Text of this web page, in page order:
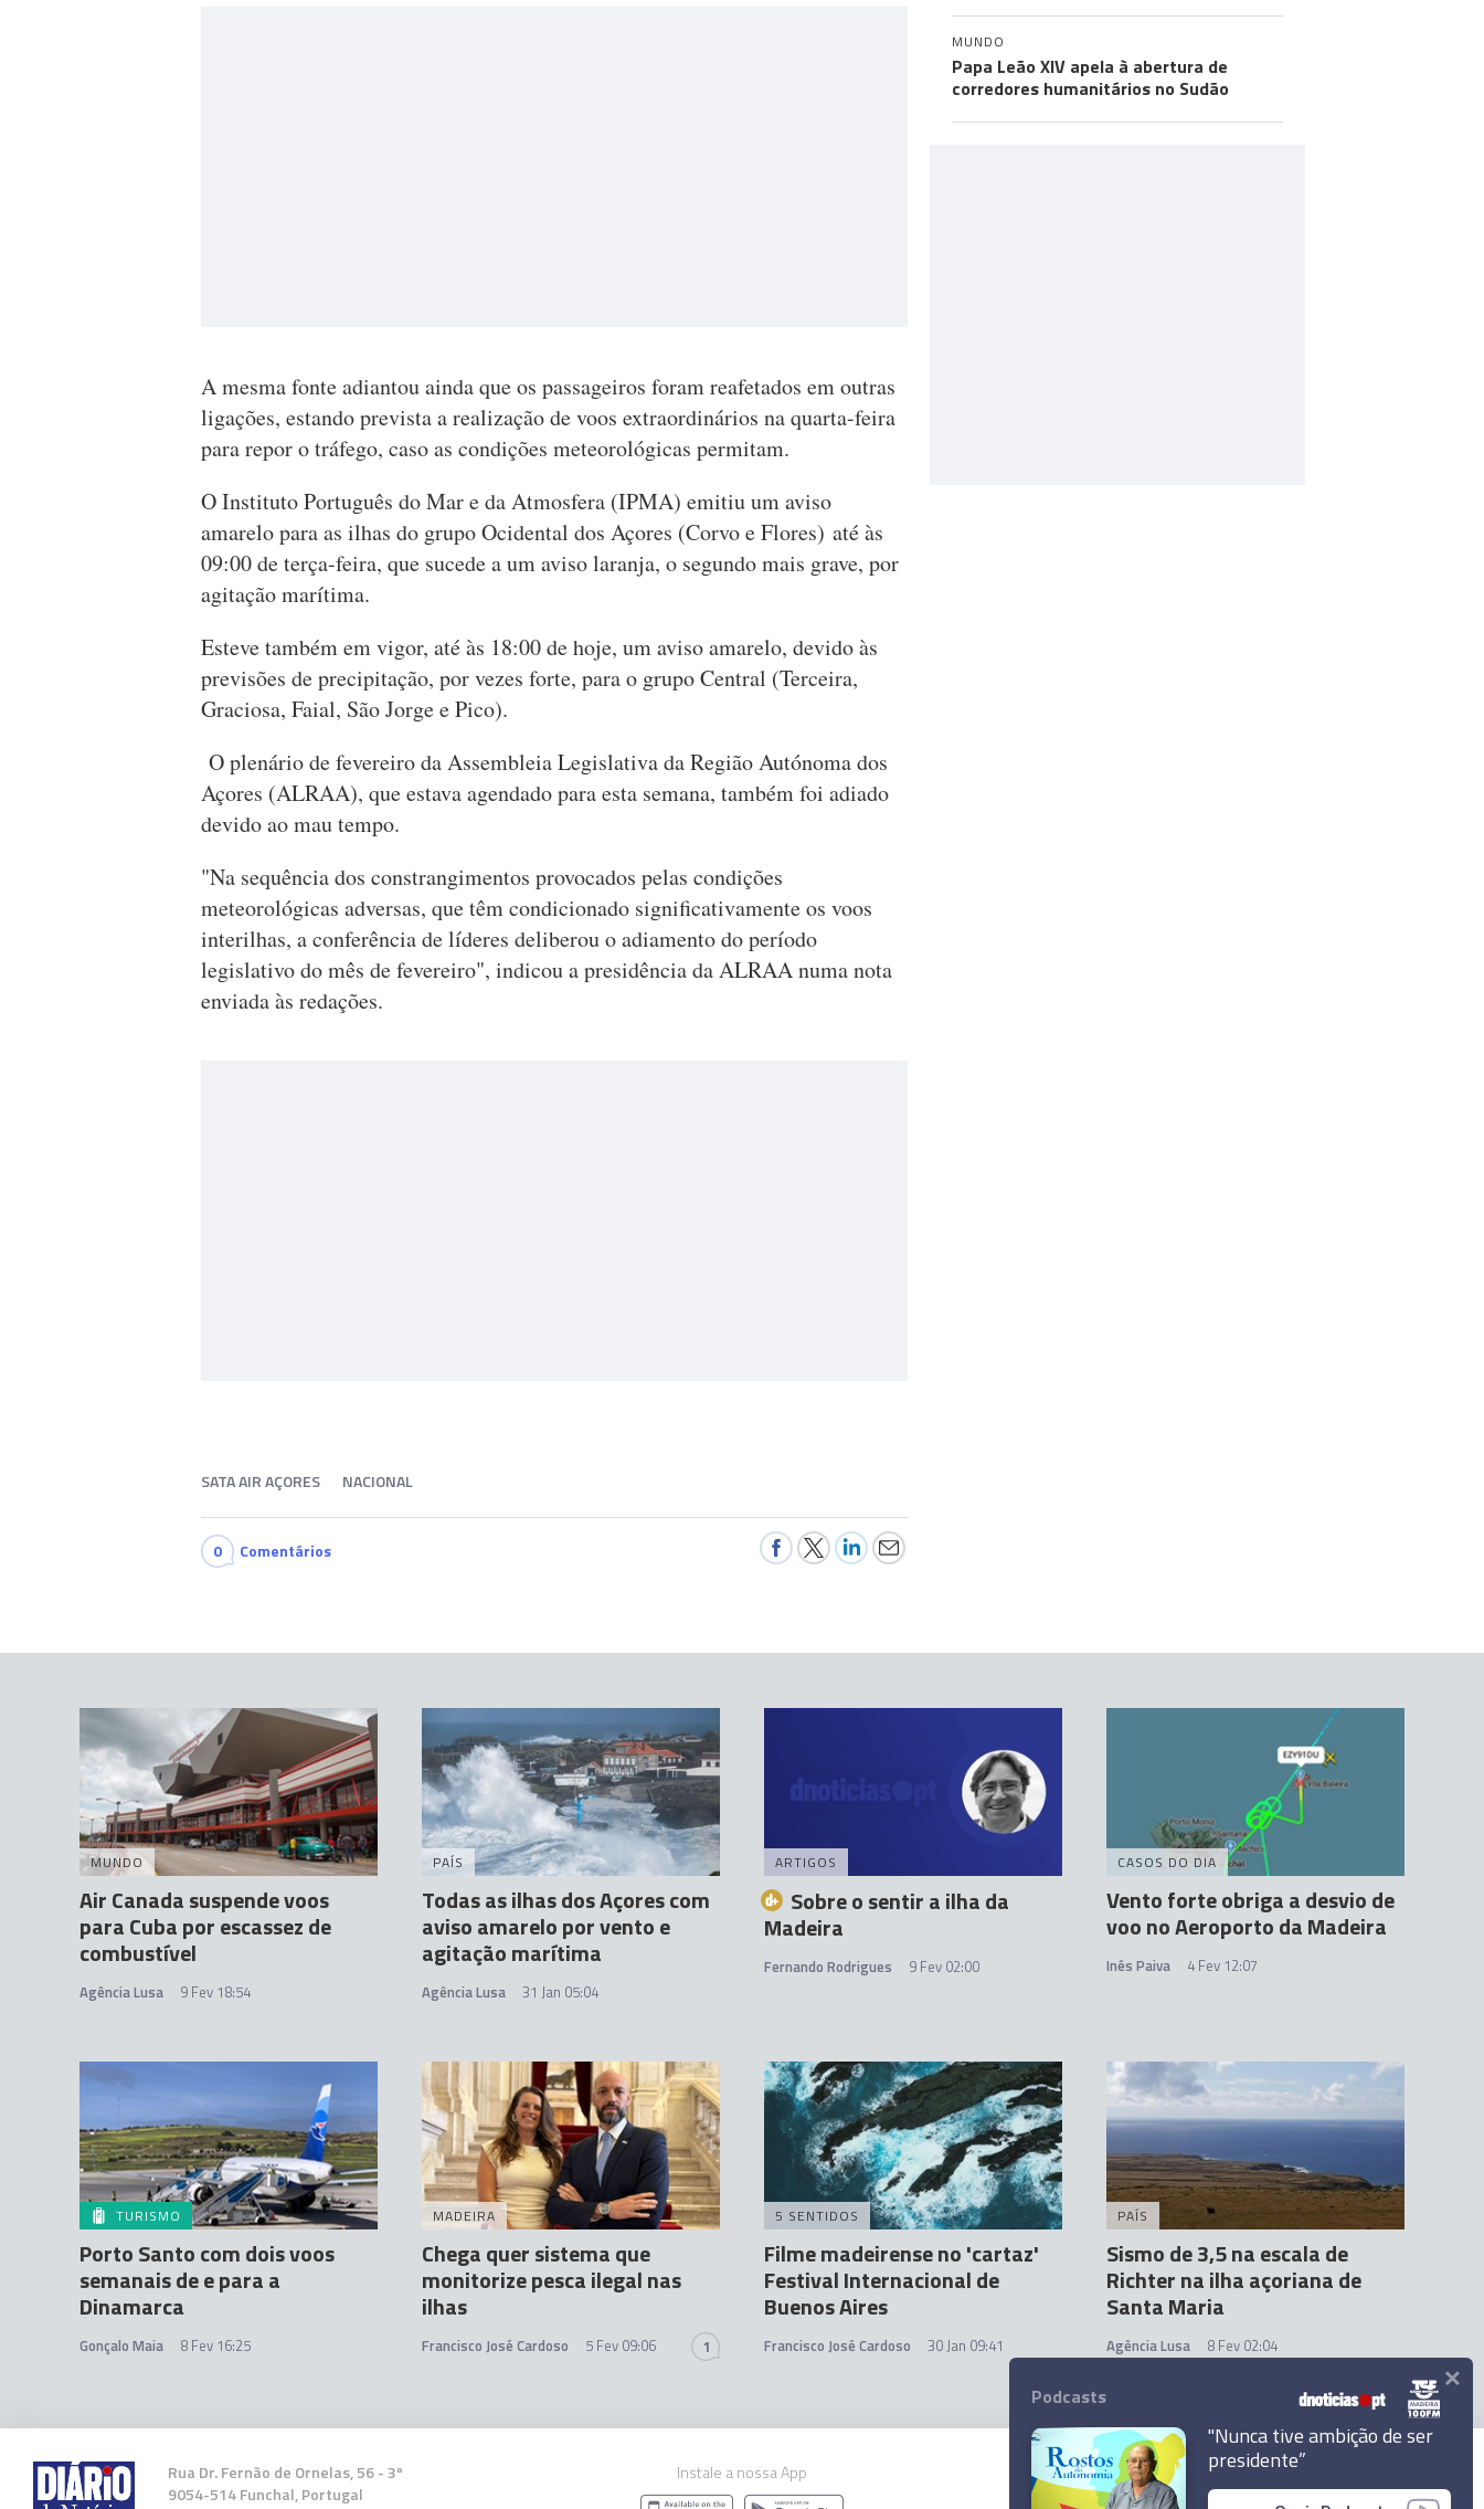
A mesma fonte adiantou ainda que os passageiros foram reafetados em outras
ligações, estando prevista a realização de voos extraordinários na quarta-feira
para repor o tráfego, caso as condições meteorológicas permitam.
O Instituto Português do Mar e da Atmosfera (IPMA) emitiu um aviso
amarelo para as ilhas do grupo Ocidental dos Açores (Corvo e Flores) até às
09:00 de terça-feira, que sucede a um aviso laranja, o segundo mais grave, por
agitação marítima.
Esteve também em vigor, até às 18:00 de hoje, um aviso amarelo, devido às
previsões de precipitação, por vezes forte, para o grupo Central (Terceira,
Graciosa, Faial, São Jorge e Pico).
O plenário de fevereiro da Assembleia Legislativa da Região Autónoma dos
Açores (ALRAA), que estava agendado para esta semana, também foi adiado
devido ao mau tempo.
"Na sequência dos constrangimentos provocados pelas condições
meteorológicas adversas, que têm condicionado significativamente os voos
interilhas, a conferência de líderes deliberou o adiamento do período
legislativo do mês de fevereiro", indicou a presidência da ALRAA numa nota
enviada às redações.
SATA AIR AÇORES NACIONAL
0 Comentários
MUNDO
Papa Leão XIV apela à abertura de
corredores humanitários no Sudão
MUNDO
Air Canada suspende voos
para Cuba por escassez de
combustível
Agência Lusa 9 Fev 18:54
PAÍS
Todas as ilhas dos Açores com
aviso amarelo por vento e
agitação marítima
Agência Lusa 31 Jan 05:04
ARTIGOS
Sobre o sentir a ilha da
Madeira
Fernando Rodrigues 9 Fev 02:00
CASOS DO DIA
Vento forte obriga a desvio de
voo no Aeroporto da Madeira
Inês Paiva 4 Fev 12:07
TURISMO
Porto Santo com dois voos
semanais de e para a
Dinamarca
Gonçalo Maia 8 Fev 16:25
MADEIRA
Chega quer sistema que
monitorize pesca ilegal nas
ilhas
Francisco José Cardoso 5 Fev 09:06 1
5 SENTIDOS
Filme madeirense no 'cartaz'
Festival Internacional de
Buenos Aires
Francisco José Cardoso 30 Jan 09:41
PAÍS
Sismo de 3,5 na escala de
Richter na ilha açoriana de
Santa Maria
Agência Lusa 8 Fev 02:04
Rua Dr. Fernão de Ornelas, 56 - 3º
9054-514 Funchal, Portugal
Instale a nossa App
© 2026 Empresa Diário de Notícias, Lda.
Podcasts
"Nunca tive ambição de ser
presidente”
×